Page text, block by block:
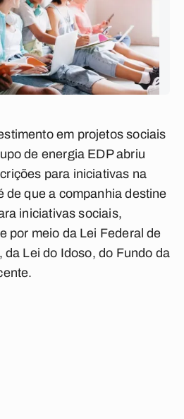
em projetos sociais
de energia EDP abriu
para iniciativas na
de que a companhia destine
iniciativas sociais,
por meio da Lei Federal de
da Lei do Idoso, do Fundo da